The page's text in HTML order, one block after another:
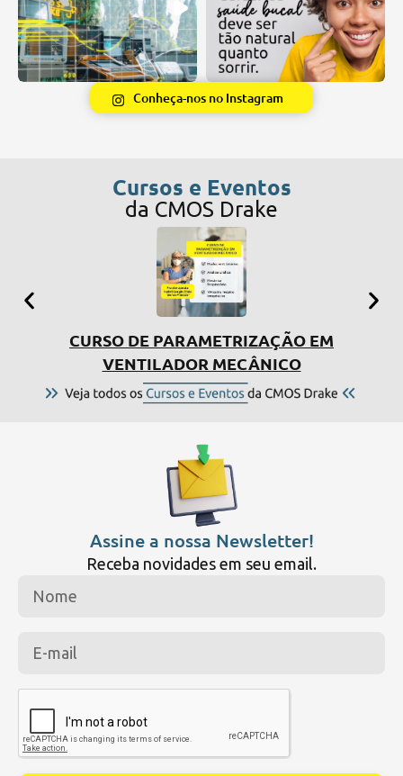
Conheça-nos no Instagram
Cursos e Eventos
da CMOS Drake
CURSO DE PARAMETRIZAÇÃO EM
VENTILADOR MECÂNICO
Assine a nossa Newsletter!
Receba novidades em seu email.